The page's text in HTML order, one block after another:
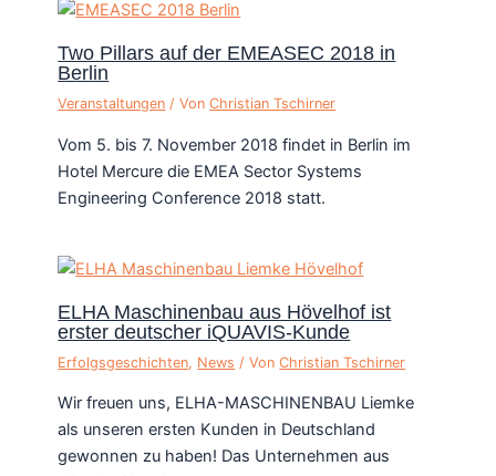
Two Pillars auf der EMEASEC 2018 in
Berlin
Veranstaltungen / VonChristian Tschirner
Vom 5. bis 7. November 2018 findet in Berlin im
Hotel Mercure die EMEA Sector Systems
Engineering Conference 2018 statt.
ELHA Maschinenbau aus Hövelhof ist
erster deutscher iQUAVIS-Kunde
Erfolgsgeschichten, News / VonChristian Tschirner
Wir freuen uns, ELHA-MASCHINENBAU Liemke
als unseren ersten Kunden in Deutschland
gewonnen zu haben! Das Unternehmen aus